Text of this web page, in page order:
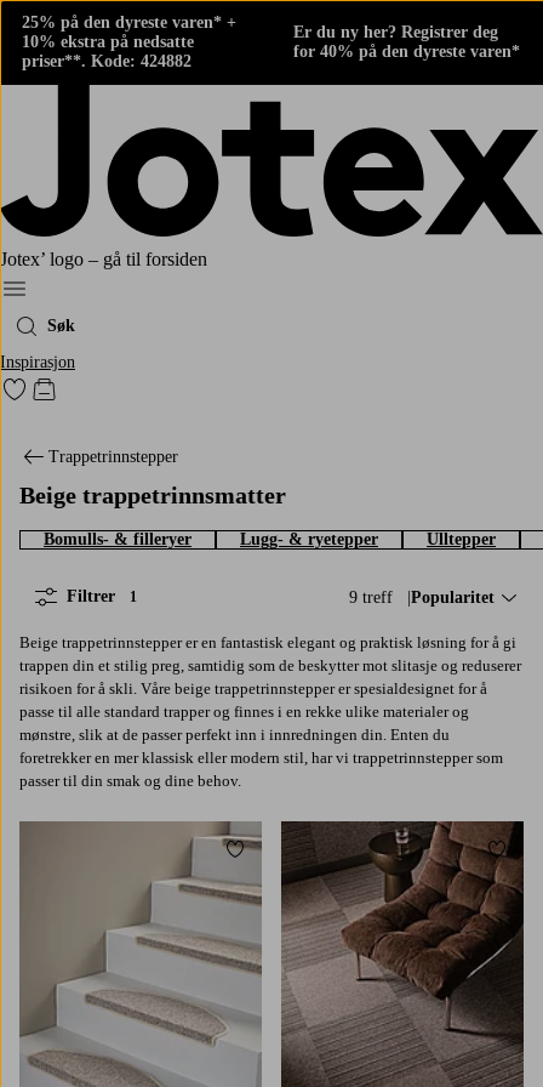
25% på den dyreste varen* +
10% ekstra på nedsatte
priser**. Kode: 424882
Er du ny her? Registrer deg
for 40% på den dyreste varen*
Jotex’ logo – gå til forsiden
Meny
Søk
Inspirasjon
Gå til favorittmerkede produkter
Gå til handlekurven
Trappetrinnstepper
Beige trappetrinnsmatter
Bomulls- & filleryer Lugg- & ryetepper Ulltepper
9 treff Sorter på:
Popularitet
Filtrer 1
Beige trappetrinnstepper er en fantastisk elegant og praktisk løsning for å gi
trappen din et stilig preg, samtidig som de beskytter mot slitasje og reduserer
risikoen for å skli. Våre beige trappetrinnstepper er spesialdesignet for å
passe til alle standard trapper og finnes i en rekke ulike materialer og
mønstre, slik at de passer perfekt inn i innredningen din. Enten du
foretrekker en mer klassisk eller modern stil, har vi trappetrinnstepper som
passer til din smak og dine behov.
Legg til favoritter Legg